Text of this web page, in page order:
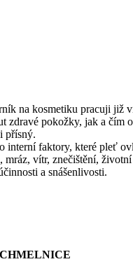
na kosmetiku pracuji již
zdravé pokožky, jak a
přísný.
interní faktory, které pleť
mráz, vítr, znečištění,
a snášenlivosti.